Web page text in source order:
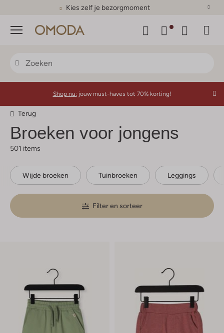
Kies zelf je bezorgmoment
Menu
Shop nu: jouw must-haves tot 70% korting!
Terug
Broeken voor jongens
501 items
Wijde broeken Tuinbroeken Leggings
Filter en sorteer